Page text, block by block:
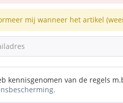
mij wanneer het artikel
kennisgenomen van de regels